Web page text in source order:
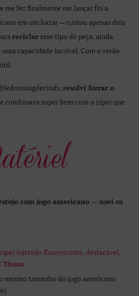
me fez finalmente me lançar foi a
em um bazar — custou apenas dois
reciclaresse tipo de peça, ainda
capacidade incrível. Com o verão
resolvi forrar o
combinava super bem com o zíper que
com jogo americano — usei os
injetado fluorescente, destacável,
mesmo tamanho do jogo americano